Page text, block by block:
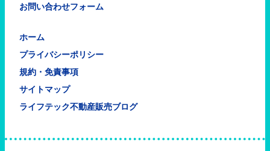
お問い合わせフォーム
ホーム
プライバシーポリシー
規約・免責事項
サイトマップ
ライフテック不動産販売ブログ